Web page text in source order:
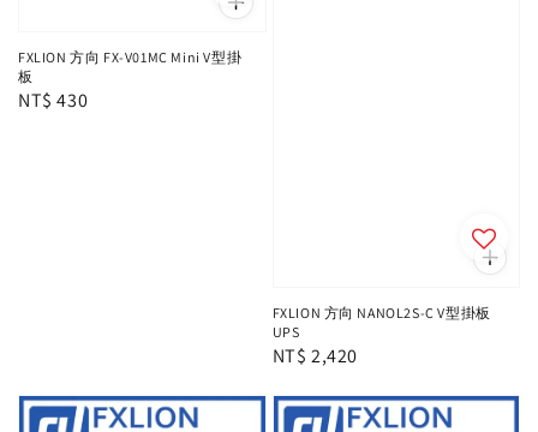
FXLION 方向 FX-V01MC Mini V型掛
板
Regular
NT$ 430
FXLION 方向 NANOL2S-C V型掛板
UPS
Regular
NT$ 2,420